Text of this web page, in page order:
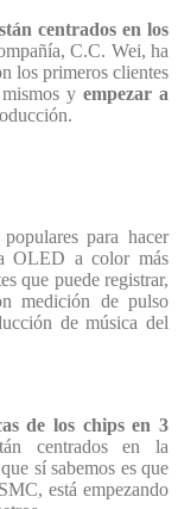
centrados en los
C.C. Wei, ha
los primeros clientes
y empezar a
para hacer
OLED a color más
que puede registrar,
medición de pulso
de música del
de los chips en 3
centrados en la
sí sabemos es que
está empezando